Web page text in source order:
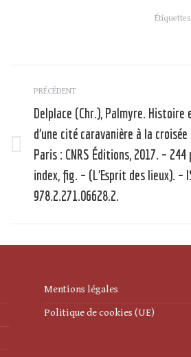
Navigation
article
PRÉCÉDENT
Article
précédent
:
Delplace (Chr.), Palmyre. Histoire
d’une cité caravanière à la
Paris : CNRS Éditions, 2017. –
index, fig. – (L’Esprit des lieux). –
978.2.271.06628.2.
Mentions légales
Politique de cookies (UE)